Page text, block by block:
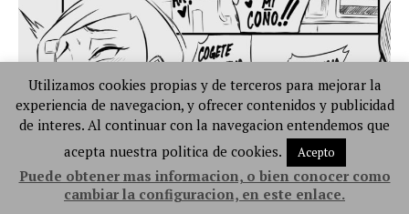
Utilizamos cookies propias y de terceros para mejorar la
experiencia de navegacion, y ofrecer contenidos y publicidad
de interes. Al continuar con la navegacion entendemos que
acepta nuestra politica de cookies.
Acepto
Puede obtener mas informacion, o bien conocer como
cambiar la configuracion, en este enlace.